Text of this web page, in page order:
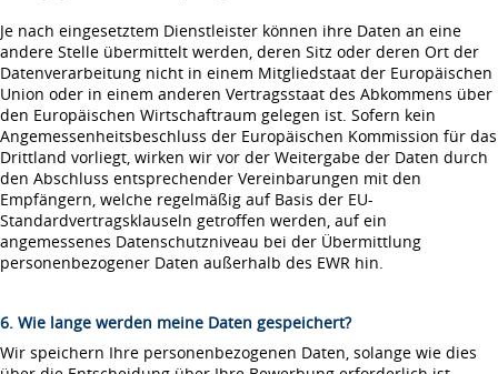
Je nach eingesetztem Dienstleister können ihre Daten an eine
andere Stelle übermittelt werden, deren Sitz oder deren Ort der
Datenverarbeitung nicht in einem Mitgliedstaat der Europäischen
Union oder in einem anderen Vertragsstaat des Abkommens über
den Europäischen Wirtschaftraum gelegen ist. Sofern kein
Angemessenheitsbeschluss der Europäischen Kommission für das
Drittland vorliegt, wirken wir vor der Weitergabe der Daten durch
den Abschluss entsprechender Vereinbarungen mit den
Empfängern, welche regelmäßig auf Basis der EU-
Standardvertragsklauseln getroffen werden, auf ein
angemessenes Datenschutzniveau bei der Übermittlung
personenbezogener Daten außerhalb des EWR hin.
6. Wie lange werden meine Daten gespeichert?
Wir speichern Ihre personenbezogenen Daten, solange wie dies